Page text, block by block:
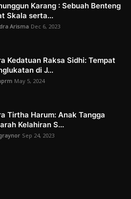
Karang : Sebuah Benteng
Skala serta...
Arisma Dec 6, 2023
Kedatuan Raksa Sidhi: Tempat
di J...
May 5, 2024
Tirtha Harum: Anak Tangga
Kelahiran S...
Sep 24, 2023